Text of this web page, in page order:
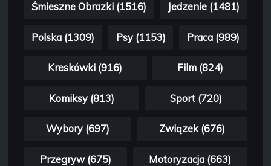
Śmieszne Obrazki (1516) Jedzenie (1481)
Polska (1309) Psy (1153) Praca (989)
Kreskówki (916) Film (824)
Komiksy (813) Sport (720)
Wybory (697) Związek (676)
Przegryw (675) Motoryzacja (663)